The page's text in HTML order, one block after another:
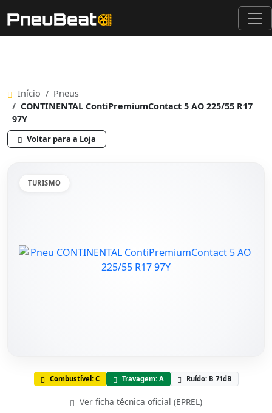
Início
Pneus
CONTINENTAL ContiPremiumContact 5 AO 225/55 R17
97Y
Voltar para a Loja
TURISMO
Combustível: C Travagem: A Ruído: B 71dB
Ver ficha técnica oficial (EPREL)